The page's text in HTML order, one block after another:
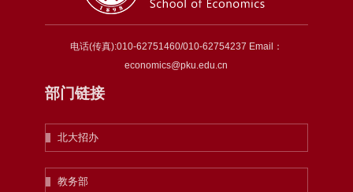
电话(传真):010-62751460/010-62754237 Email：
economics@pku.edu.cn
部门链接
北大招办
教务部